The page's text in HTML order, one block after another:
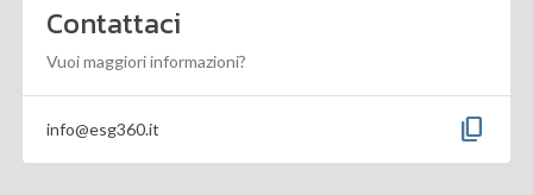
Contattaci
Vuoi maggiori informazioni?
info@esg360.it content_copy